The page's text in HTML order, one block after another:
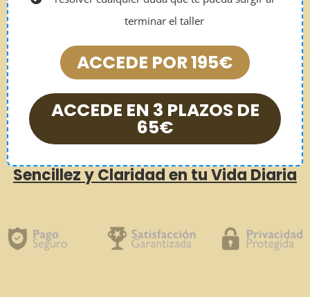
terminar el taller
ACCEDE POR 195€
ACCEDE EN 3 PLAZOS DE
65€
Sencillez y Claridad en tu Vida Diaria